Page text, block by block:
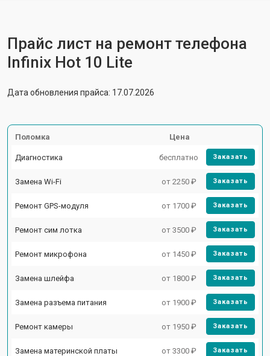
Прайс лист на ремонт телефона
Infinix Hot 10 Lite
Дата обновления прайса: 17.07.2026
Поломка Цена
Диагностика бесплатно Заказать
Замена Wi-Fi от 2250 ₽ Заказать
Ремонт GPS-модуля от 1700 ₽ Заказать
Ремонт сим лотка от 3500 ₽ Заказать
Ремонт микрофона от 1450 ₽ Заказать
Замена шлейфа от 1800 ₽ Заказать
Замена разъема питания от 1900 ₽ Заказать
Ремонт камеры от 1950 ₽ Заказать
Замена материнской платы от 3300 ₽ Заказать